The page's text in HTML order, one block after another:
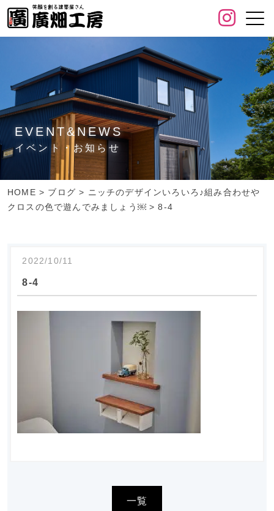
EVENT&NEWS
イベント・お知らせ
HOME > ブログ > ニッチのデザインいろいろ♪組み合わせや
クロスの色で遊んでみましょう￼>8-4
8-4
2022/10/11
一覧